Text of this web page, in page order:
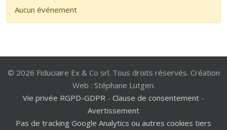
Aucun événement
© 2026 Fiduciaire Ex & Co srl. Tous droits réservés. Création
Web : Stéphane Lutgen.
Vie privée RGPD-GDPR - Clause de consentement -
Avertissement
Pas de tracking Google Analytics ou autres cookies tiers